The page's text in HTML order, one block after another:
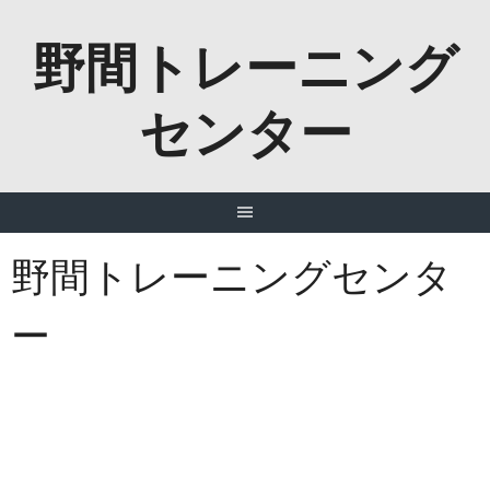
content野間トレーニング
センター
野間トレーニングセンタ
ー